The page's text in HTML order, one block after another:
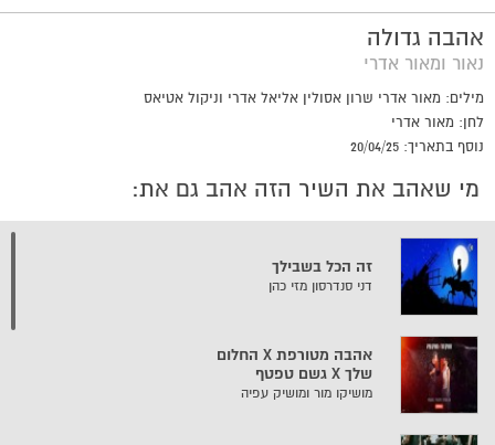
אהבה גדולה
נאור ומאור אדרי
מילים: מאור אדרי שרון אסולין אליאל אדרי וניקול אטיאס
לחן: מאור אדרי
נוסף בתאריך: 20/04/25
מי שאהב את השיר הזה אהב גם את:
זה הכל בשבילך
דני סנדרסון מזי כהן
אהבה מטורפת X החלום
שלך X גשם טפטף
מושיקו מור ומושיק עפיה